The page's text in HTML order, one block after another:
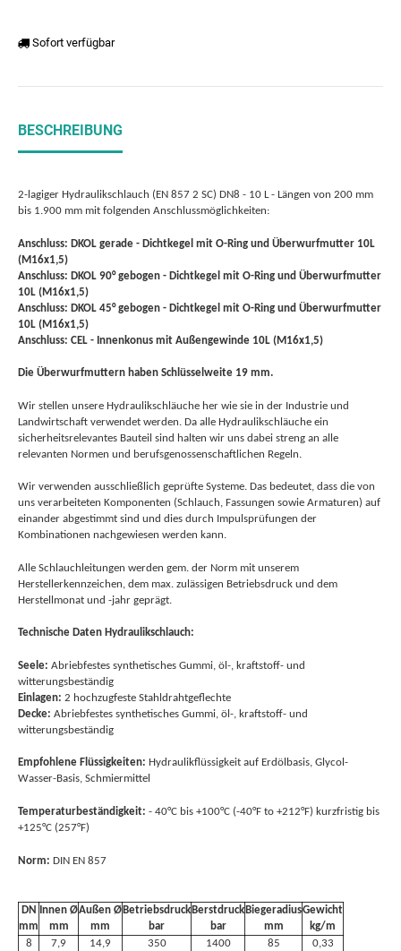
Sofort verfügbar
BESCHREIBUNG
2-lagiger Hydraulikschlauch (EN 857 2 SC) DN8 - 10 L - Längen von 200 mm
bis 1.900 mm mit folgenden Anschlussmöglichkeiten:
Anschluss: DKOL gerade - Dichtkegel mit O-Ring und Überwurfmutter 10L
(M16x1,5)
Anschluss: DKOL 90° gebogen - Dichtkegel mit O-Ring und Überwurfmutter
10L (M16x1,5)
Anschluss: DKOL 45° gebogen - Dichtkegel mit O-Ring und Überwurfmutter
10L (M16x1,5)
Anschluss: CEL - Innenkonus mit Außengewinde 10L (M16x1,5)
Die Überwurfmuttern haben Schlüsselweite 19 mm.
Wir stellen unsere Hydraulikschläuche her wie sie in der Industrie und
Landwirtschaft verwendet werden. Da alle Hydraulikschläuche ein
sicherheitsrelevantes Bauteil sind halten wir uns dabei streng an alle
relevanten Normen und berufsgenossenschaftlichen Regeln.
Wir verwenden ausschließlich geprüfte Systeme. Das bedeutet, dass die von
uns verarbeiteten Komponenten (Schlauch, Fassungen sowie Armaturen) auf
einander abgestimmt sind und dies durch Impulsprüfungen der
Kombinationen nachgewiesen werden kann.
Alle Schlauchleitungen werden gem. der Norm mit unserem
Herstellerkennzeichen, dem max. zulässigen Betriebsdruck und dem
Herstellmonat und -jahr geprägt.
Technische Daten Hydraulikschlauch:
Seele: Abriebfestes synthetisches Gummi, öl-, kraftstoff- und
witterungsbeständig
Einlagen: 2 hochzugfeste Stahldrahtgeflechte
Decke: Abriebfestes synthetisches Gummi, öl-, kraftstoff- und
witterungsbeständig
Empfohlene Flüssigkeiten: Hydraulikflüssigkeit auf Erdölbasis, Glycol-
Wasser-Basis, Schmiermittel
Temperaturbeständigkeit: - 40°C bis +100°C (-40°F to +212°F) kurzfristig bis
+125°C (257°F)
Norm: DIN EN 857
DN
mm
Innen Ø
mm
Außen Ø
mm
Betriebsdruck
bar
Berstdruck
bar
Biegeradius
mm
Gewicht
kg/m
8
7,9 14,9 350 1400 85 0,33